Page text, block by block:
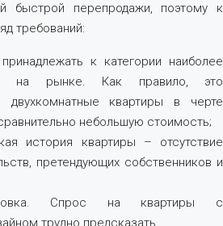
быстрой перепродажи, поэтому к
требований:
к категории наиболее
на рынке. Как правило, это
двухкомнатные квартиры в черте
небольшую стоимость;
история квартиры – отсутствие
претендующих собственников и
Спрос на квартиры с
трудно предсказать.